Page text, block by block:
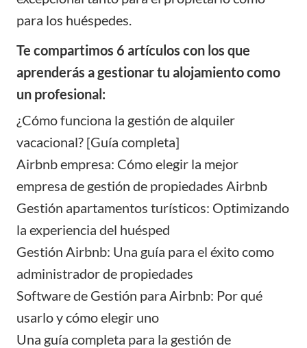
para los huéspedes.
Te compartimos 6 artículos con los que
aprenderás a gestionar tu alojamiento como
un profesional:
¿Cómo funciona la gestión de alquiler
vacacional? [Guía completa]
Airbnb empresa: Cómo elegir la mejor
empresa de gestión de propiedades Airbnb
Gestión apartamentos turísticos: Optimizando
la experiencia del huésped
Gestión Airbnb: Una guía para el éxito como
administrador de propiedades
Software de Gestión para Airbnb: Por qué
usarlo y cómo elegir uno
Una guía completa para la gestión de